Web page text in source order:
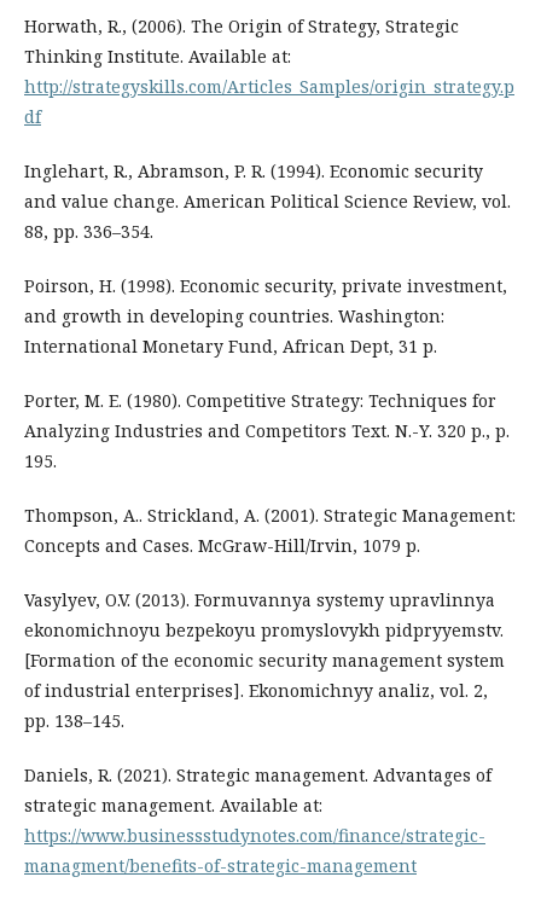
Horwath, R., (2006). The Origin of Strategy, Strategic
Thinking Institute. Available at:
http://strategyskills.com/Articles_Samples/origin_strategy.p
df
Inglehart, R., Abramson, P. R. (1994). Economic security
and value change. American Political Science Review, vol.
88, рр. 336–354.
Poirson, H. (1998). Economic security, private investment,
and growth in developing countries. Washington:
International Monetary Fund, African Dept, 31 p.
Porter, M. E. (1980). Competitive Strategy: Techniques for
Analyzing Industries and Competitors Text. N.-Y. 320 p., p.
195.
Thompson, A.. Strickland, A. (2001). Strategic Management:
Concepts and Cases. McGraw-Hill/Irvin, 1079 p.
Vasylyev, O.V. (2013). Formuvannya systemy upravlinnya
ekonomichnoyu bezpekoyu promyslovykh pidpryyemstv.
[Formation of the economic security management system
of industrial enterprises]. Ekonomichnyy analiz, vol. 2,
pp. 138–145.
Daniels, R. (2021). Strategic management. Advantages of
strategic management. Available at:
https://www.businessstudynotes.com/finance/strategic-
managment/benefits-of-strategic-management